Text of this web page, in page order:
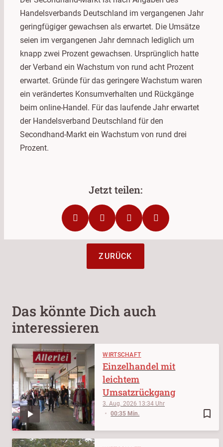
Handelsverbands Deutschland im vergangenen Jahr
geringfügiger gewachsen als erwartet. Die Umsätze
seien im vergangenen Jahr demnach lediglich um
knapp zwei Prozent gewachsen. Ursprünglich hatte
der Verband ein Wachstum von rund acht Prozent
erwartet. Gründe für das geringere Wachstum waren
ein verändertes Konsumverhalten und Rückgänge
beim online-Handel. Für das laufende Jahr erwartet
der Handelsverband Deutschland für den
Secondhand-Markt ein Wachstum von rund drei
Prozent.
ZURÜCK
Das könnte Dich auch
interessieren
WIRTSCHAFT
bookmark_border
3. Aug. 2026 13:34
00:35 Min.
Einzelhandel mit
leichtem
Umsatzrückgang